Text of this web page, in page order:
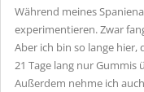
Während meines
experimentieren. Zwar
Aber ich bin so lange hier,
21 Tage lang nur Gummis
Außerdem nehme ich